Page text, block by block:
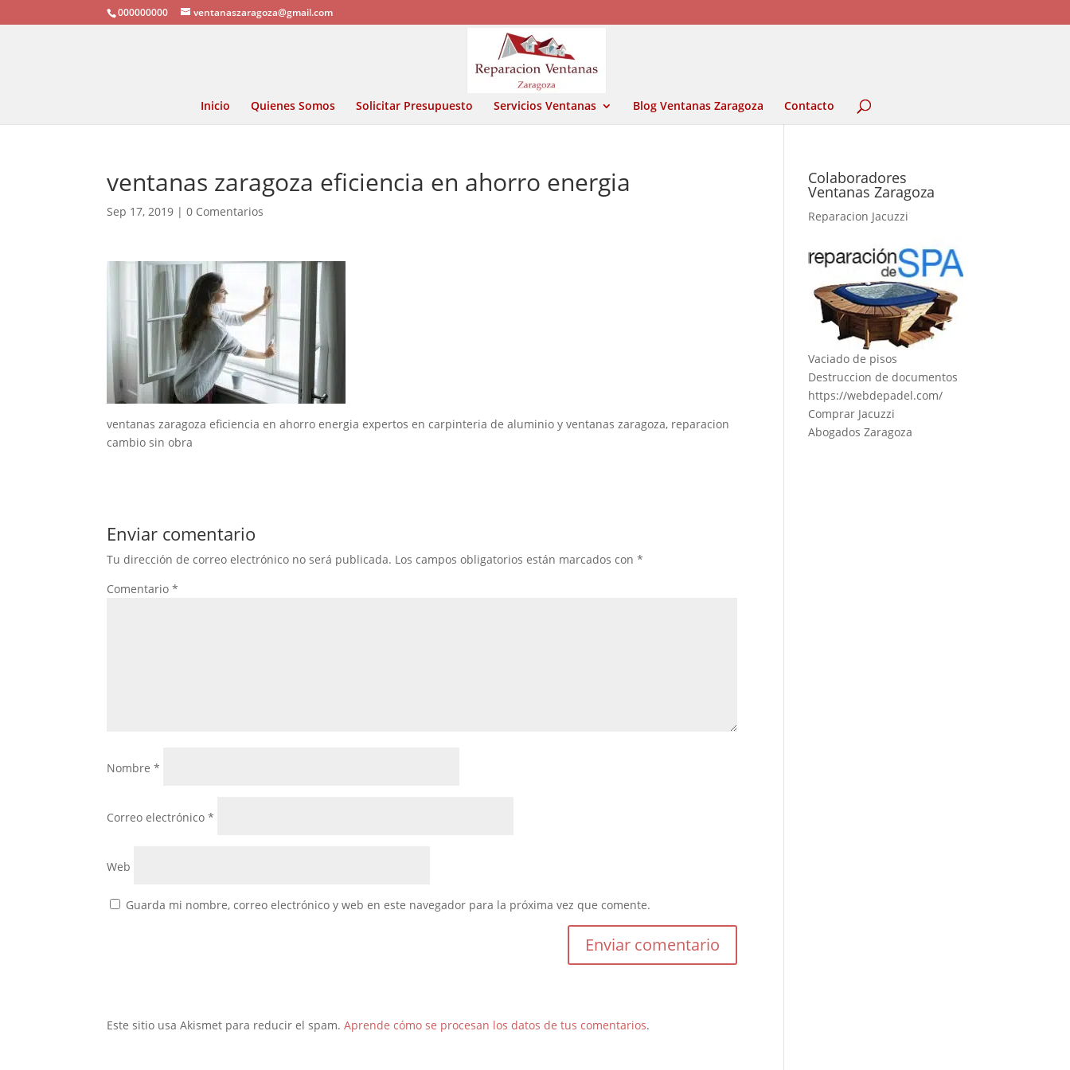
000000000 ventanaszaragoza@gmail.com
Inicio Quienes Somos Solicitar Presupuesto Servicios Ventanas Blog Ventanas Zaragoza Contacto
ventanas zaragoza eficiencia en ahorro energia
Sep 17, 2019 |0 Comentarios
ventanas zaragoza eficiencia en ahorro energia expertos en carpinteria de aluminio y ventanas zaragoza, reparacion
cambio sin obra
Enviar comentario
Tu dirección de correo electrónico no será publicada. Los campos obligatorios están marcados con*
Comentario*
Nombre*
Correo electrónico*
Web
Guarda mi nombre, correo electrónico y web en este navegador para la próxima vez que comente.
Este sitio usa Akismet para reducir el spam.Aprende cómo se procesan los datos de tus comentarios.
Colaboradores
Ventanas Zaragoza
Reparacion Jacuzzi
Vaciado de pisos
Destruccion de documentos
https://webdepadel.com/
Comprar Jacuzzi
Abogados Zaragoza